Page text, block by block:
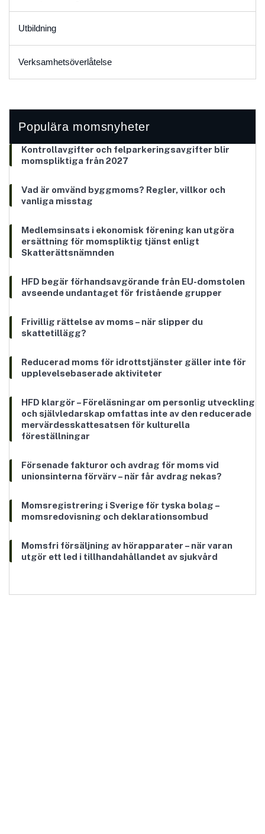
Utbildning
Verksamhetsöverlåtelse
Populära momsnyheter
Kontrollavgifter och felparkeringsavgifter blir
momspliktiga från 2027
Vad är omvänd byggmoms? Regler, villkor och
vanliga misstag
Medlemsinsats i ekonomisk förening kan utgöra
ersättning för momspliktig tjänst enligt
Skatterättsnämnden
HFD begär förhandsavgörande från EU-domstolen
avseende undantaget för fristående grupper
Frivillig rättelse av moms – när slipper du
skattetillägg?
Reducerad moms för idrottstjänster gäller inte för
upplevelsebaserade aktiviteter
HFD klargör – Föreläsningar om personlig utveckling
och självledarskap omfattas inte av den reducerade
mervärdesskattesatsen för kulturella
föreställningar
Försenade fakturor och avdrag för moms vid
unionsinterna förvärv – när får avdrag nekas?
Momsregistrering i Sverige för tyska bolag –
momsredovisning och deklarationsombud
Momsfri försäljning av hörapparater – när varan
utgör ett led i tillhandahållandet av sjukvård